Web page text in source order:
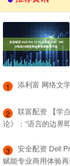
1 添利富 网络文
2
联富配资 【学
论》：“语言的边界
3
安全配资 Dell
赋能专业商用体验